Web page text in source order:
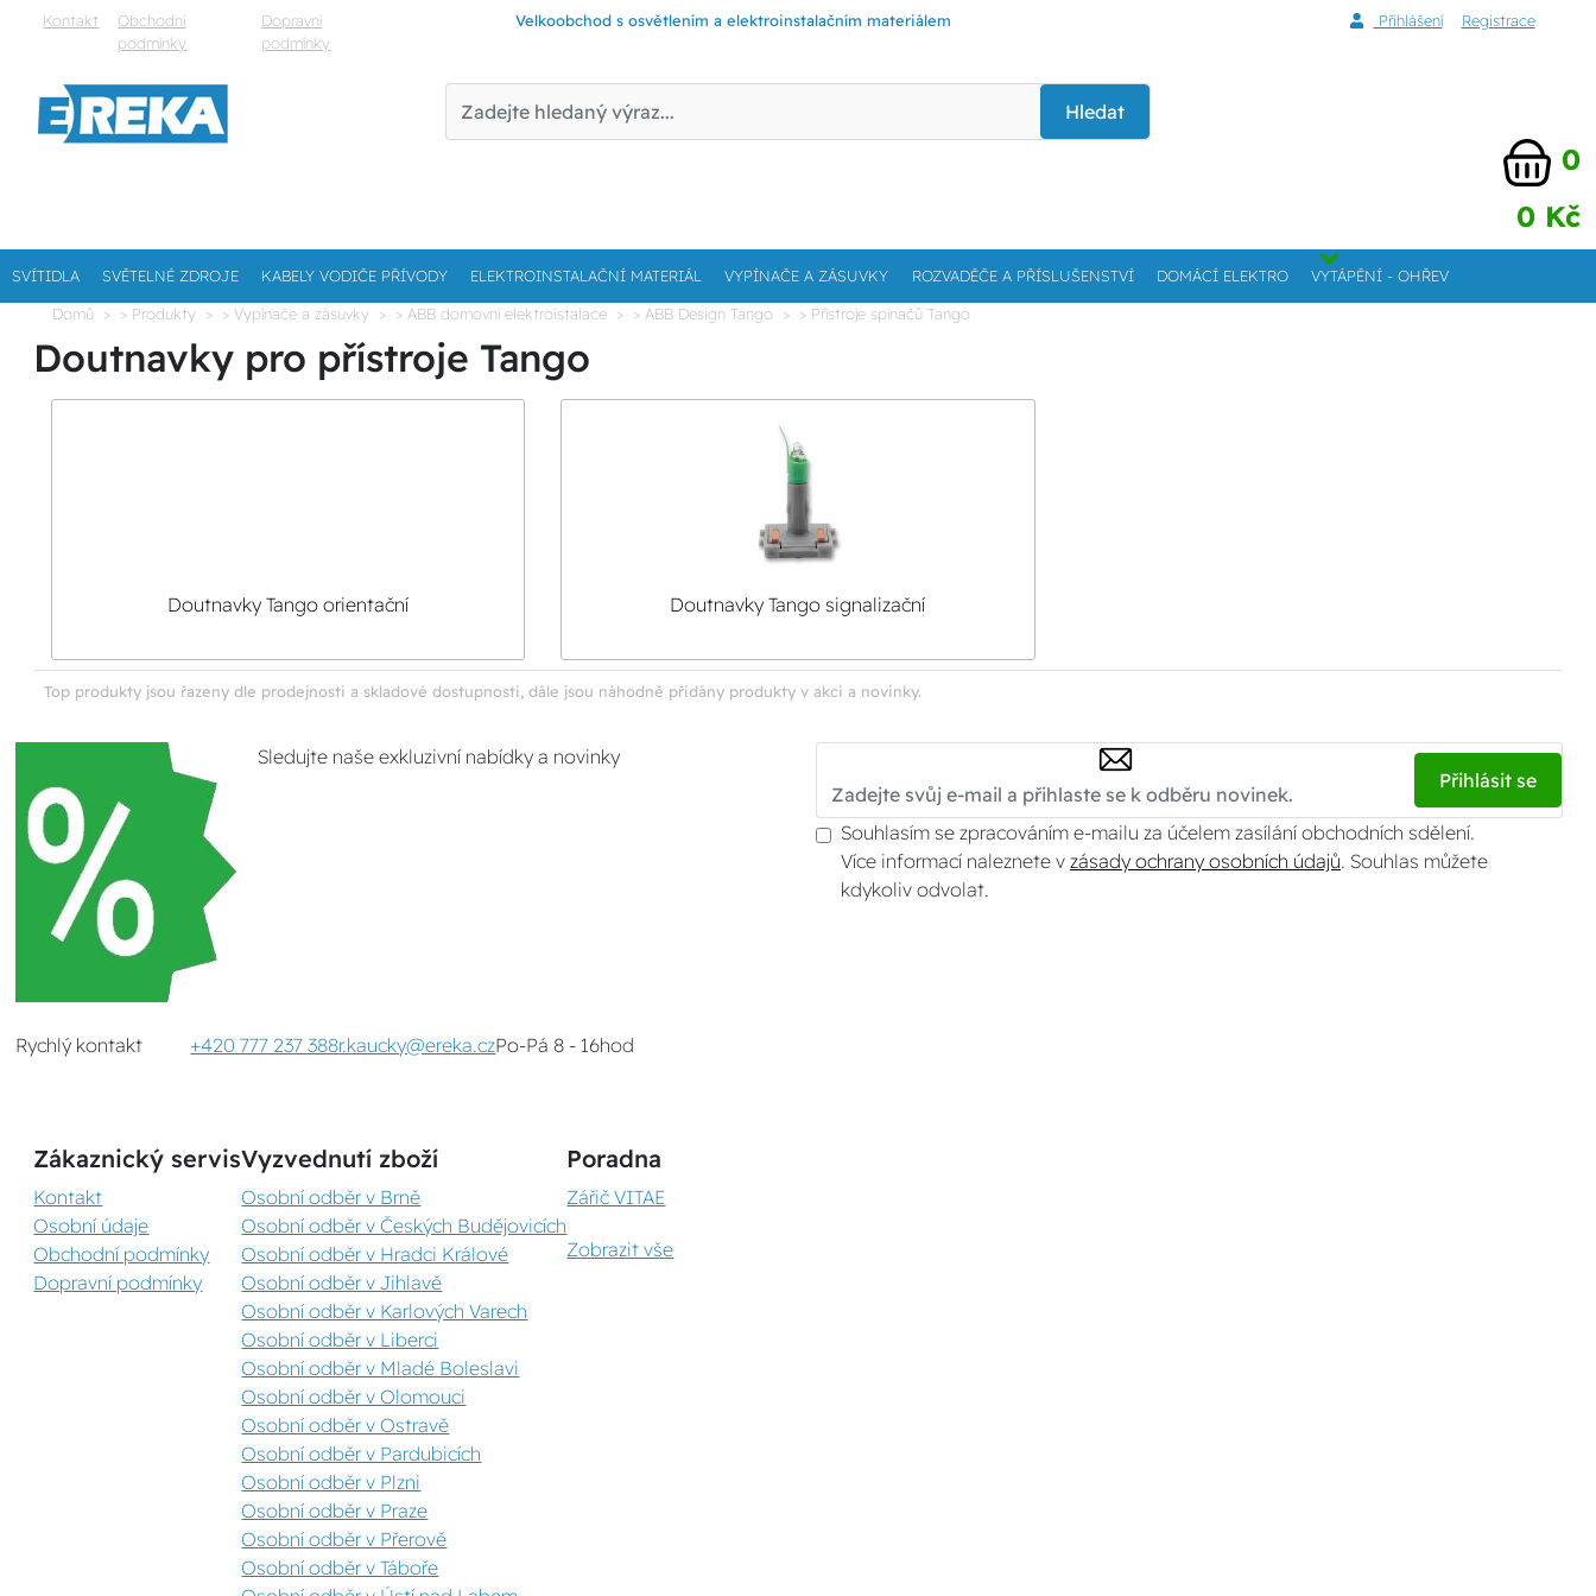
Kontakt
Obchodní
podmínky
Dopravní
podmínky
Velkoobchod s osvětlením a elektroinstalačním materiálem Přihlášení Registrace
Hledat
0
0 Kč
SVÍTIDLA SVĚTELNÉ ZDROJE KABELY VODIČE PŘÍVODY ELEKTROINSTALAČNÍ MATERIÁL VYPÍNAČE A ZÁSUVKY ROZVADĚČE A PŘÍSLUŠENSTVÍ DOMÁCÍ ELEKTRO VYTÁPĚNÍ - OHŘEV
Domů > Produkty > Vypínače a zásuvky > ABB domovní elektroistalace > ABB Design Tango > Přístroje spínačů Tango
Doutnavky pro přístroje Tango
Doutnavky Tango orientační Doutnavky Tango signalizační
Top produkty jsou řazeny dle prodejnosti a skladové dostupnosti, dále jsou náhodně přidány produkty v akci a novinky.
Sledujte naše exkluzivní nabídky a novinky
Přihlásit se
Souhlasím se zpracováním e-mailu za účelem zasílání obchodních sdělení.
Více informací naleznete v zásady ochrany osobních údajů. Souhlas můžete
kdykoliv odvolat.
Rychlý kontakt +420 777 237 388r.kaucky@ereka.czPo-Pá 8 - 16hod
Zákaznický servis
Kontakt
Osobní údaje
Obchodní podmínky
Dopravní podmínky
Vyzvednutí zboží
Osobní odběr v Brně
Osobní odběr v Českých Budějovicích
Osobní odběr v Hradci Králové
Osobní odběr v Jihlavě
Osobní odběr v Karlových Varech
Osobní odběr v Liberci
Osobní odběr v Mladé Boleslavi
Osobní odběr v Olomouci
Osobní odběr v Ostravě
Osobní odběr v Pardubicích
Osobní odběr v Plzni
Osobní odběr v Praze
Osobní odběr v Přerově
Osobní odběr v Táboře
Poradna
Zářič VITAE
Zobrazit vše